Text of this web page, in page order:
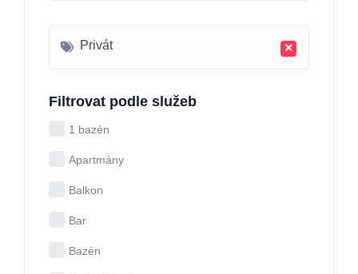
×
Privát
Filtrovat podle služeb
1 bazén
Apartmány
Balkon
Bar
Bazén